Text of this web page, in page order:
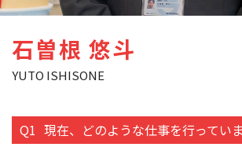
石曽根 悠斗
YUTO ISHISONE
Q1 現在、どのような仕事を行っていま